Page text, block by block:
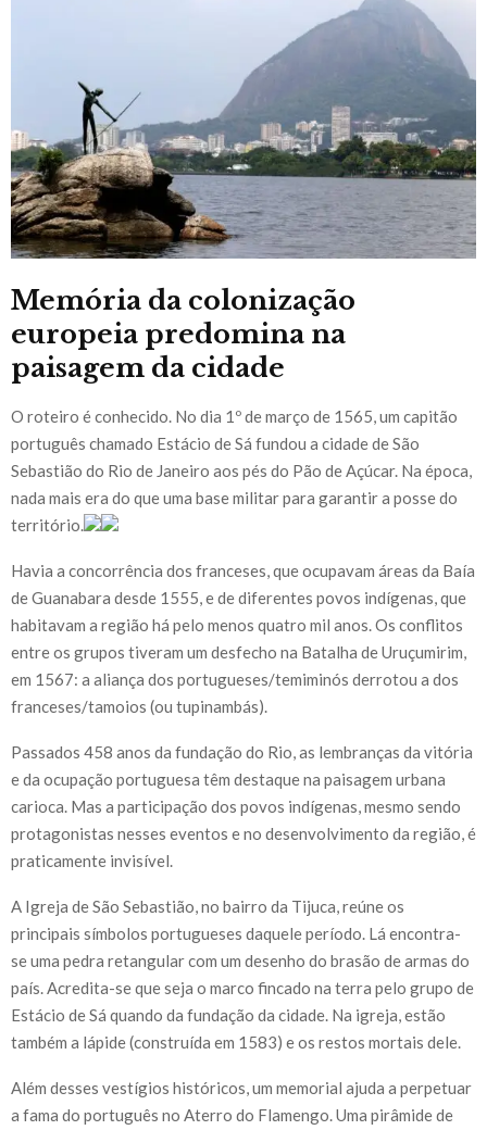
Memória da colonização
europeia predomina na
paisagem da cidade
O roteiro é conhecido. No dia 1º de março de 1565, um capitão
português chamado Estácio de Sá fundou a cidade de São
Sebastião do Rio de Janeiro aos pés do Pão de Açúcar. Na época,
nada mais era do que uma base militar para garantir a posse do
território.
Havia a concorrência dos franceses, que ocupavam áreas da Baía
de Guanabara desde 1555, e de diferentes povos indígenas, que
habitavam a região há pelo menos quatro mil anos. Os conflitos
entre os grupos tiveram um desfecho na Batalha de Uruçumirim,
em 1567: a aliança dos portugueses/temiminós derrotou a dos
franceses/tamoios (ou tupinambás).
Passados 458 anos da fundação do Rio, as lembranças da vitória
e da ocupação portuguesa têm destaque na paisagem urbana
carioca. Mas a participação dos povos indígenas, mesmo sendo
protagonistas nesses eventos e no desenvolvimento da região, é
praticamente invisível.
A Igreja de São Sebastião, no bairro da Tijuca, reúne os
principais símbolos portugueses daquele período. Lá encontra-
se uma pedra retangular com um desenho do brasão de armas do
país. Acredita-se que seja o marco fincado na terra pelo grupo de
Estácio de Sá quando da fundação da cidade. Na igreja, estão
também a lápide (construída em 1583) e os restos mortais dele.
Além desses vestígios históricos, um memorial ajuda a perpetuar
a fama do português no Aterro do Flamengo. Uma pirâmide de